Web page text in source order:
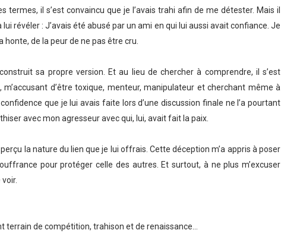
termes, il s’est convaincu que je l’avais trahi afin de me détester. Mais il
révéler : J’avais été abusé par un ami en qui lui aussi avait confiance. Je
de la peur de ne pas être cru.
sa propre version. Et au lieu de chercher à comprendre, il s’est
d’être toxique, menteur, manipulateur et cherchant même à
que je lui avais faite lors d’une discussion finale ne l’a pourtant
avec mon agresseur avec qui, lui, avait fait la paix.
la nature du lien que je lui offrais. Cette déception m’a appris à poser
pour protéger celle des autres. Et surtout, à ne plus m’excuser
terrain de compétition, trahison et de renaissance...